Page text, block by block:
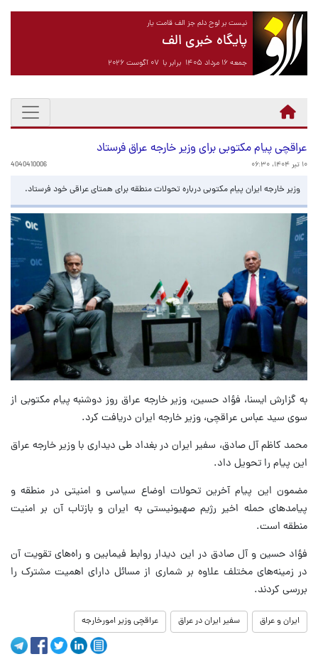
نیست بر لوح دلم جز الف قامت یار
پایگاه خبری الف
جمعه ۱۶ مرداد ۱۴۰۵ برابر با ۰۷ آگوست ۲۰۲۶
عراقچی پیام مکتوبی برای وزیر خارجه عراق فرستاد
۱۰ تیر ۱۴۰۴، ۰۶:۳۰ 4040410006
وزیر خارجه ایران پیام مکتوبی درباره تحولات منطقه برای همتای عراقی خود فرستاد.
به گزارش ایسنا، فؤاد حسین، وزیر خارجه عراق روز دوشنبه پیام مکتوبی از
سوی سید عباس عراقچی، وزیر خارجه ایران دریافت کرد.
محمد کاظم آل صادق، سفیر ایران در بغداد طی دیداری با وزیر خارجه عراق
این پیام را تحویل داد.
مضمون این پیام آخرین تحولات اوضاع سیاسی و امنیتی در منطقه و
پیامدهای حمله اخیر رژیم صهیونیستی به ایران و بازتاب آن بر امنیت
منطقه است.
فؤاد حسین و آل صادق در این دیدار روابط فیمابین و راه‌های تقویت آن
در زمینه‌های مختلف علاوه بر شماری از مسائل دارای اهمیت مشترک را
بررسی کردند.
ایران و عراق سفیر ایران در عراق عراقچی وزیر امورخارجه